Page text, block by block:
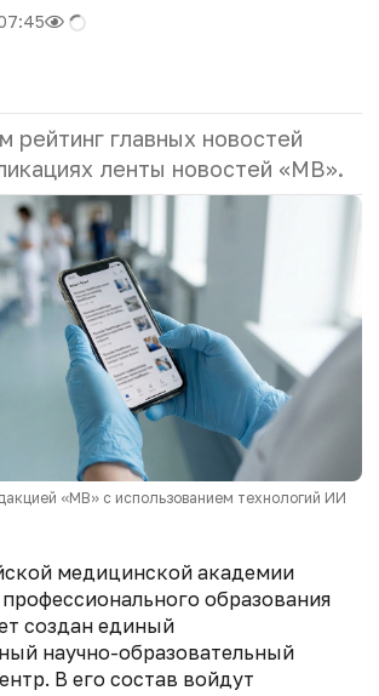
рейтинг главных новостей
ленты новостей «МВ».
«МВ» с использованием технологий ИИ
медицинской академии
образования
создан единый
научно-образовательный
В его состав войдут